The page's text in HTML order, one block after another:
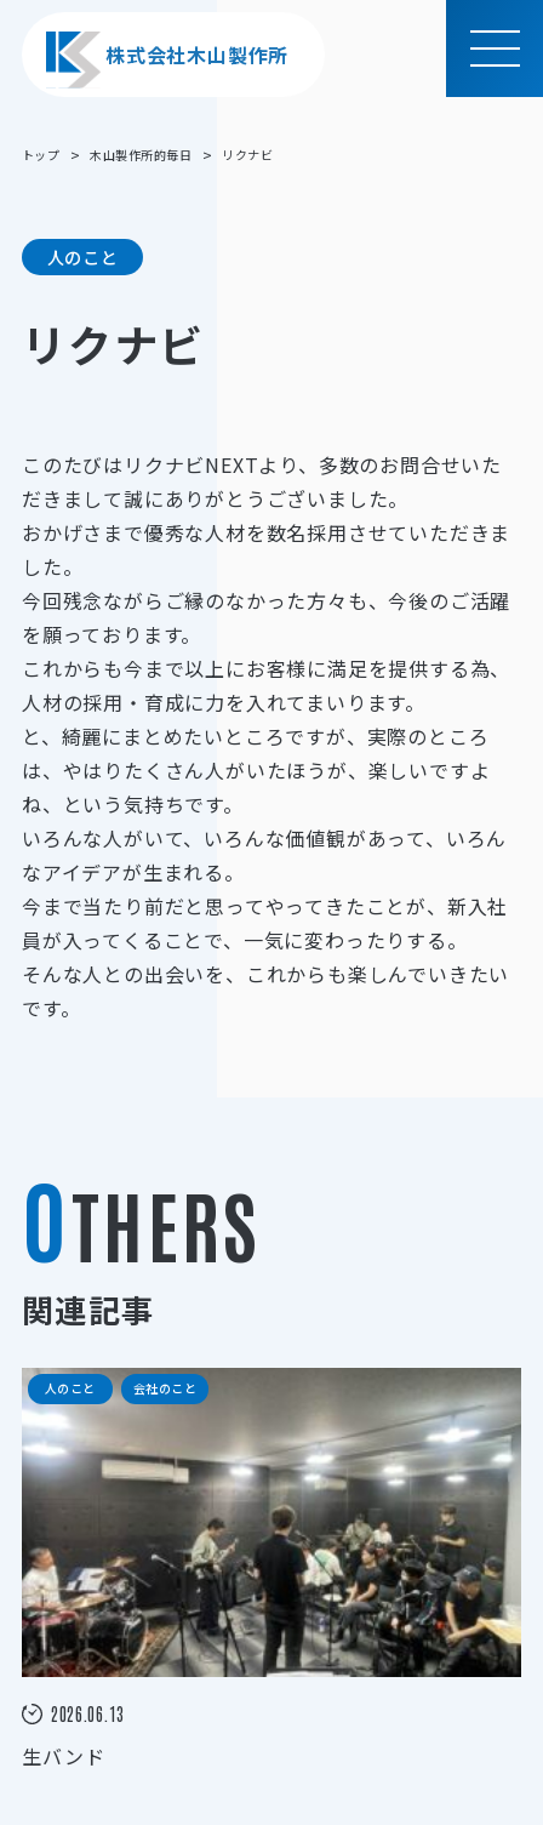
株式会社木山製作所
MEN
U
トップ 木山製作所的毎日 リクナビ
人のこと
リクナビ
このたびはリクナビNEXTより、多数のお問合せいた
だきまして誠にありがとうございました。
おかげさまで優秀な人材を数名採用させていただきま
した。
今回残念ながらご縁のなかった方々も、今後のご活躍
を願っております。
これからも今まで以上にお客様に満足を提供する為、
人材の採用・育成に力を入れてまいります。
と、綺麗にまとめたいところですが、実際のところ
は、やはりたくさん人がいたほうが、楽しいですよ
ね、という気持ちです。
いろんな人がいて、いろんな価値観があって、いろん
なアイデアが生まれる。
今まで当たり前だと思ってやってきたことが、新入社
員が入ってくることで、一気に変わったりする。
そんな人との出会いを、これからも楽しんでいきたい
です。
OTHERS
関連記事
2026.06.13
生バンド
人のこと 会社のこと